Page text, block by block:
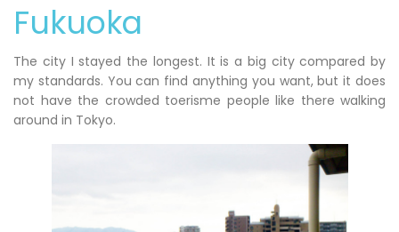
Fukuoka
The city I stayed the longest. It is a big city compared by
my standards. You can find anything you want, but it does
not have the crowded toerisme people like there walking
around in Tokyo.